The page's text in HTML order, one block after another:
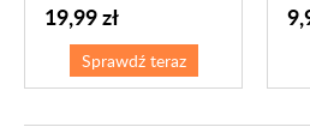
19,99 zł
Sprawdź teraz